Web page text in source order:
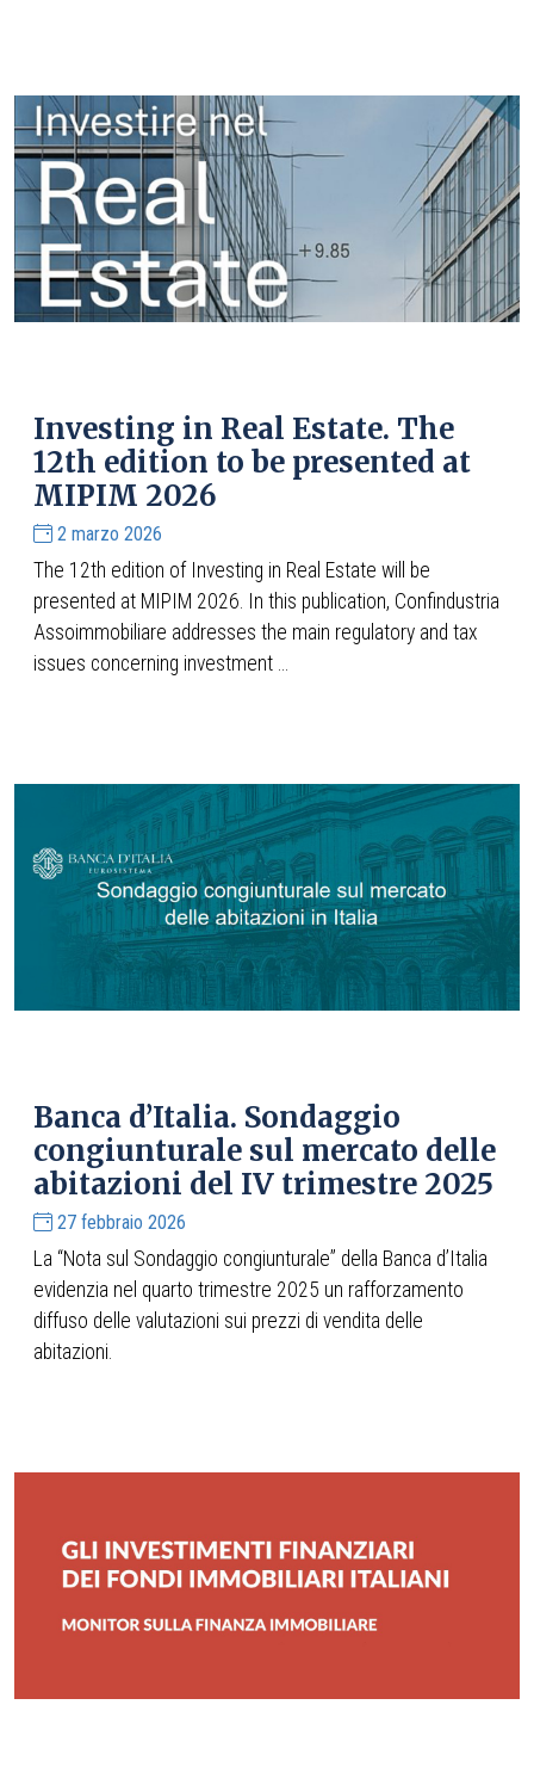
Investing in Real Estate. The
12th edition to be presented at
MIPIM 2026
2 marzo 2026
The 12th edition of Investing in Real Estate will be
presented at MIPIM 2026. In this publication, Confindustria
Assoimmobiliare addresses the main regulatory and tax
issues concerning investment ...
Banca d’Italia. Sondaggio
congiunturale sul mercato delle
abitazioni del IV trimestre 2025
27 febbraio 2026
La “Nota sul Sondaggio congiunturale” della Banca d’Italia
evidenzia nel quarto trimestre 2025 un rafforzamento
diffuso delle valutazioni sui prezzi di vendita delle
abitazioni.